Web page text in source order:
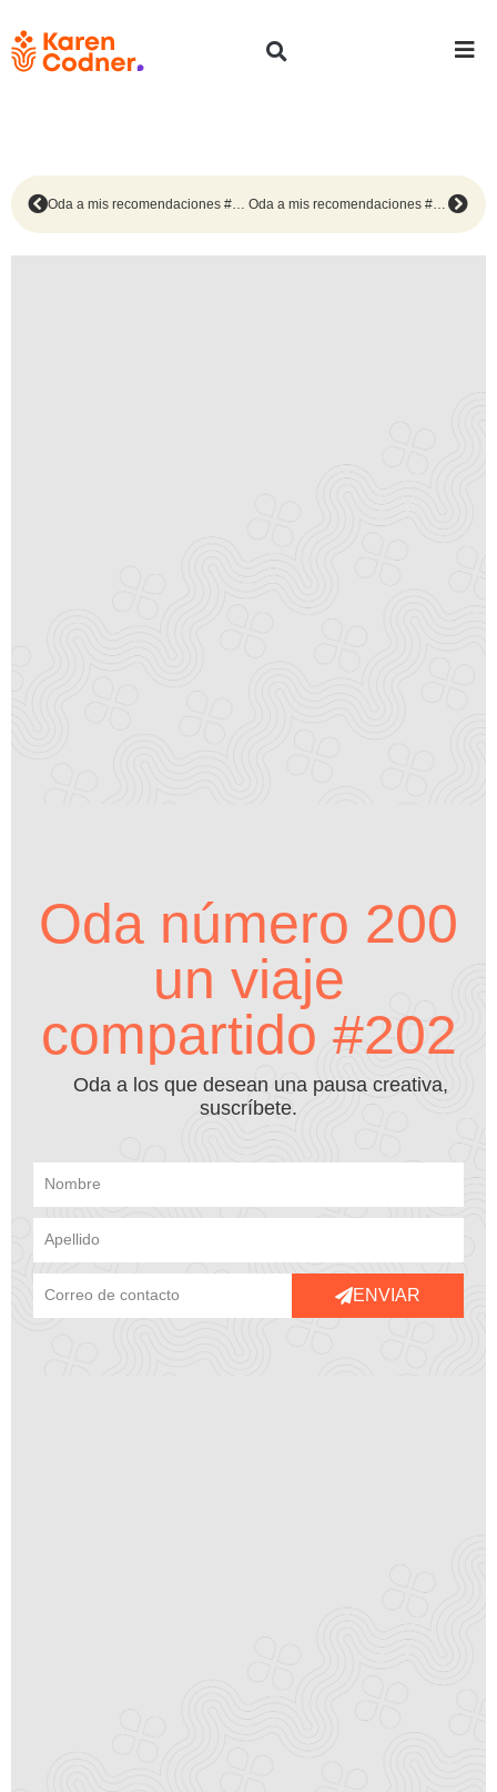
Oda a mis recomendaciones #201 Oda a mis recomendaciones #203
Oda número 200
un viaje
compartido #202
Oda a los que desean una pausa creativa,
suscríbete.
ENVIAR